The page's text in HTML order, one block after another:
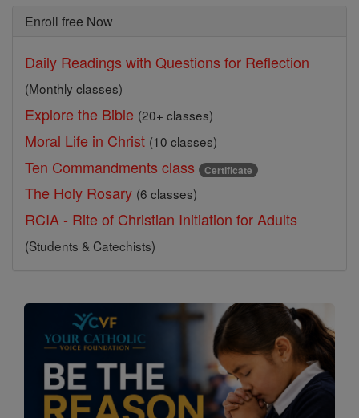
Enroll free Now
Daily Readings with Questions for Reflection
(Monthly classes)
Explore the Bible (20+ classes)
Moral Life in Christ (10 classes)
Ten Commandments class Certificate
The Holy Rosary (6 classes)
RCIA - Rite of Christian Initiation for Adults
(Students & Catechists)